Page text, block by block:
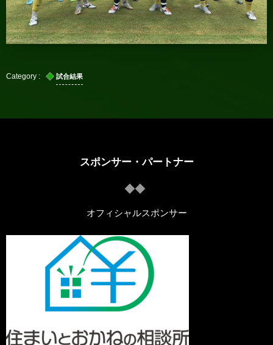
試合結果
スポンサー・パートナー
オフィシャルスポンサー